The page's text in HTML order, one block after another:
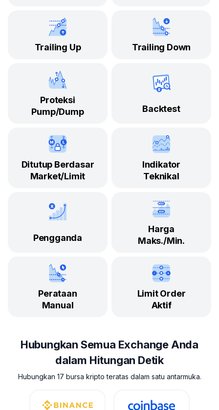
Trailing Up Trailing Down
Proteksi
Pump/Dump
Backtest
Ditutup Berdasar
Market/Limit
Indikator
Teknikal
Pengganda
Harga
Maks./Min.
Perataan
Manual
Limit Order
Aktif
Hubungkan Semua Exchange Anda
dalam Hitungan Detik
Hubungkan 17 bursa kripto teratas dalam satu antarmuka.